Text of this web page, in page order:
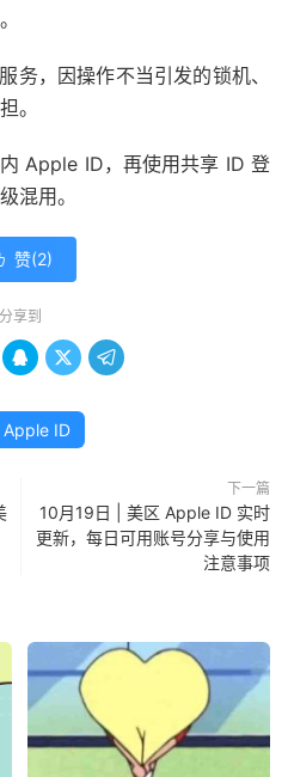
务，因操作不当引发的锁机、
。
Apple ID，再使用共享 ID 登
混用。
赞(2)
分享到
  
Apple ID
下一篇
10月19日 | 美区 Apple ID 实时
更新，每日可用账号分享与使用
注意事项